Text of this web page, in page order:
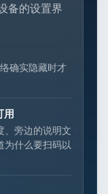
备的设置界
确实隐藏时才
用
、旁边的说明文
为什么要扫码以